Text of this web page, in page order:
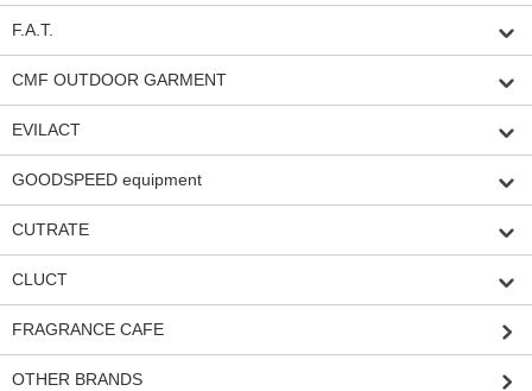
F.A.T.
CMF OUTDOOR GARMENT
EVILACT
GOODSPEED equipment
CUTRATE
CLUCT
FRAGRANCE CAFE
OTHER BRANDS